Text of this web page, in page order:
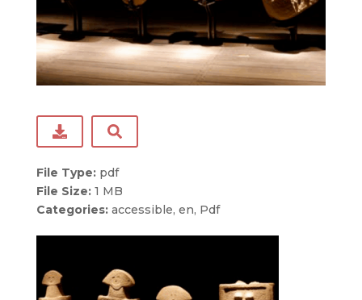
File Type: pdf
File Size: 1 MB
Categories: accessible, en, Pdf